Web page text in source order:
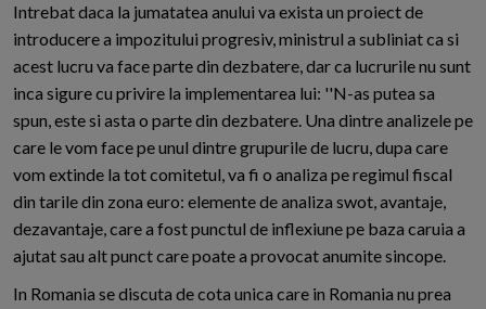
Intrebat daca la jumatatea anului va exista un proiect de
introducere a impozitului progresiv, ministrul a subliniat ca si
acest lucru va face parte din dezbatere, dar ca lucrurile nu sunt
inca sigure cu privire la implementarea lui: ''N-as putea sa
spun, este si asta o parte din dezbatere. Una dintre analizele pe
care le vom face pe unul dintre grupurile de lucru, dupa care
vom extinde la tot comitetul, va fi o analiza pe regimul fiscal
din tarile din zona euro: elemente de analiza swot, avantaje,
dezavantaje, care a fost punctul de inflexiune pe baza caruia a
ajutat sau alt punct care poate a provocat anumite sincope.
In Romania se discuta de cota unica care in Romania nu prea